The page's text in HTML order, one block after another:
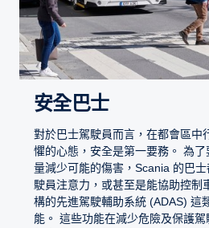
安全巴士
對於巴士駕駛員而言，在都會區中
懼的心態，安全是第一要務。 為
量減少可能的傷害，Scania 的巴
駛員注意力，或甚至是能協助控制
構的先進駕駛輔助系統 (ADAS) 這
能。 這些功能在減少危險及保護